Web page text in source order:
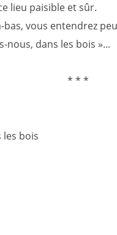
lieu paisible et sûr.
bas, vous entendrez
nous, dans les bois »...
* * *
bois